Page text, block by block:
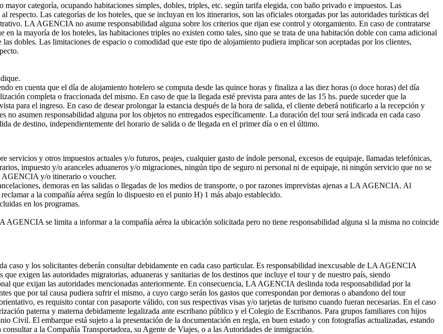
categoría, ocupando habitaciones simples, dobles, triples, etc. según tarifa elegida, con baño privado e impuestos. Las
respecto. Las categorías de los hoteles, que se incluyan en los itinerarios, son las oficiales otorgadas por las autoridades turísticas del
LA AGENCIA no asume responsabilidad alguna sobre los criterios que rijan ese control y otorgamiento. En caso de contratarse
la mayoría de los hoteles, las habitaciones triples no existen como tales, sino que se trata de una habitación doble con cama adicional
dobles. Las limitaciones de espacio o comodidad que este tipo de alojamiento pudiera implicar son aceptadas por los clientes,
en cuenta que el día de alojamiento hotelero se computa desde las quince horas y finaliza a las diez horas (o doce horas) del día
completa o fraccionada del mismo. En caso de que la llegada esté prevista para antes de las 15 hs. puede suceder que la
para el ingreso. En caso de desear prolongar la estancia después de la hora de salida, el cliente deberá notificarlo a la recepción y
asumen responsabilidad alguna por los objetos no entregados específicamente. La duración del tour será indicada en cada caso
de destino, independientemente del horario de salida o de llegada en el primer día o en el último.
servicios y otros impuestos actuales y/o futuros, peajes, cualquier gasto de índole personal, excesos de equipaje, llamadas telefónicas,
impuesto y/o aranceles aduaneros y/o migraciones, ningún tipo de seguro ni personal ni de equipaje, ni ningún servicio que no se
AGENCIA y/o itinerario o voucher.
demoras en las salidas o llegadas de los medios de transporte, o por razones imprevistas ajenas a LA AGENCIA. Al
a la compañía aérea según lo dispuesto en el punto H) 1 más abajo establecido.
en los programas.
AGENCIA se limita a informar a la compañía aérea la ubicación solicitada pero no tiene responsabilidad alguna si la misma no coincide
caso y los solicitantes deberán consultar debidamente en cada caso particular. Es responsabilidad inexcusable de LA AGENCIA
exigen las autoridades migratorias, aduaneras y sanitarias de los destinos que incluye el tour y de nuestro país, siendo
que exijan las autoridades mencionadas anteriormente. En consecuencia, LA AGENCIA deslinda toda responsabilidad por la
que por tal causa pudiera sufrir el mismo, a cuyo cargo serán los gastos que correspondan por demoras o abandono del tour
es requisito contar con pasaporte válido, con sus respectivas visas y/o tarjetas de turismo cuando fueran necesarias. En el caso
paterna y materna debidamente legalizada ante escribano público y el Colegio de Escribanos. Para grupos familiares con hijos
Civil. El embarque está sujeto a la presentación de la documentación en regla, en buen estado y con fotografías actualizadas, estando
a la Compañía Transportadora, su Agente de Viajes, o a las Autoridades de inmigración.